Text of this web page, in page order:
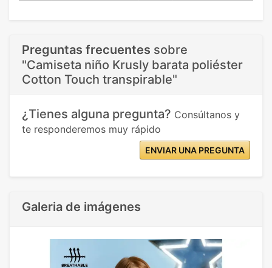
Preguntas frecuentes sobre
"Camiseta niño Krusly barata poliéster
Cotton Touch transpirable"
¿Tienes alguna pregunta? Consúltanos y
te responderemos muy rápido
ENVIAR UNA PREGUNTA
Galeria de imágenes